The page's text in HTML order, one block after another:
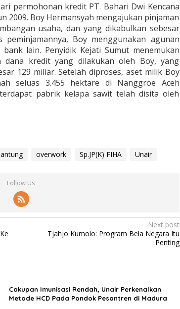
permohonan kredit PT. Bahari Dwi Kencana
2009. Boy Hermansyah mengajukan pinjaman
usaha, dan yang dikabulkan sebesar
Boy menggunakan agunan
lain. Penyidik Kejati Sumut menemukan
dana kredit yang dilakukan oleh Boy, yang
129 miliar. Setelah diproses, aset milik Boy
seluas 3.455 hektare di Nanggroe Aceh
pabrik kelapa sawit telah disita oleh
overwork Sp.JP(K) FIHA Unair
Follow Us
Next post
Tjahjo Kumolo: Program Bela Negara Itu
Penting
Cakupan Imunisasi Rendah, Unair Perkenalkan
Metode HCD Pada Pondok Pesantren di Madura